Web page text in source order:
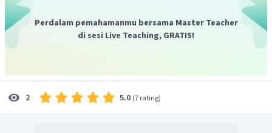
Perdalam pemahamanmu bersama Master Teacher
di sesi Live Teaching, GRATIS!
2 5.0 (7 rating)